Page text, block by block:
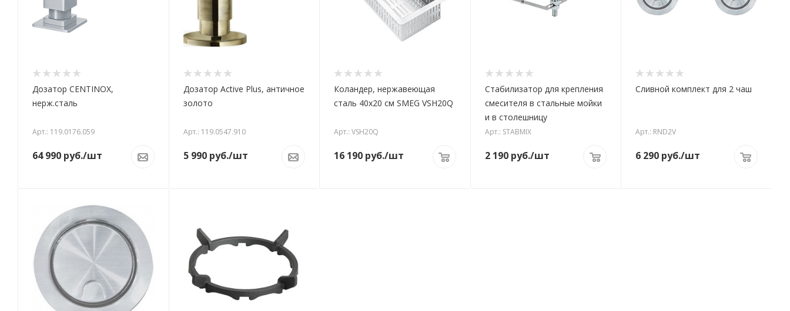
Дозатор CENTINOX,
нерж.сталь
Арт.: 119.0176.059
64 990 руб./шт
Дозатор Active Plus, античное
золото
Арт.: 119.0547.910
5 990руб./шт
Коландер, нержавеющая
сталь 40х20 см SMEG VSH20Q
Арт.: VSH20Q
16 190 руб./шт
Стабилизатор для крепления
смесителя в стальные мойки
и в столешницу
Арт.: STABMIX
2 190руб./шт
Сливной комплект для 2 чаш
Арт.: RND2V
6 290 руб./шт